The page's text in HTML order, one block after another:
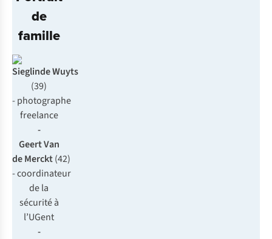
de
famille
Sieglinde Wuyts
(39)
- photographe
freelance
-
Geert Van
de Merckt(42)
- coordinateur
de la
sécurité à
l’UGent
-